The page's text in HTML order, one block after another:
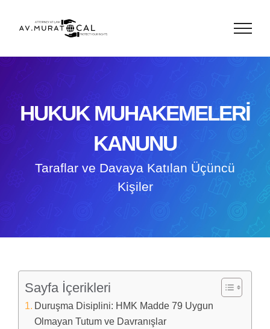
HUKUK MUHAKEMELERİ
KANUNU
Taraflar ve Davaya Katılan Üçüncü
Kişiler
Sayfa İçerikleri
Duruşma Disiplini: HMK Madde 79 Uygun
Olmayan Tutum ve Davranışlar